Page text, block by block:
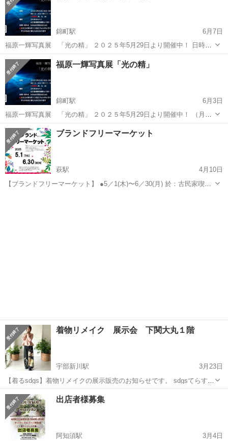
錦町駅
6月7日
福原一輝写真展 「光の精」 ２０２５年5月29日より開催中！ 日時
2025年5月29日～6月8日 AM１０：00～PM１７：00 入場無料
※休廊日（月、火、水） 場所 子たぬきのパン ２階
山口県周...
山口 周南市 錦町駅 展示会 写真展
福原一輝写真展「光の精」
錦町駅
6月3日
福原一輝写真展 「光の精」 ２０２５年5月29日より開催中！⁡ （月、
火、水）は⁡休廊日です。お間違えないように💦 日時 2025年5月29日
～6月8日 AM１０：00～PM１７：00 入場無料 ※休廊日
（月、...
山口 周南市 錦町駅 展示会 写真展
ブランドフリーマーケット
萩駅
4月10日
【ブランドフリーマーケット】 ●5／1(木)〜6／30(月) 於：古民家喫茶
着物リメイク 展示会 下関大丸１階
宇部新川駅
3月23日
【着るsdgs】着物リメイクの展示販売のお知らせです。 sdgsてらすさ
んと山陽ニットさん主催 4月2日～11日まで、下関大丸1階関門ステー
ジ（エスカレーター脇）にて、留袖パンツや着物シャツなどの展示販
売をします...
山口 宇部市 宇部新川駅
出店者様募集
阿知須駅
3月4日